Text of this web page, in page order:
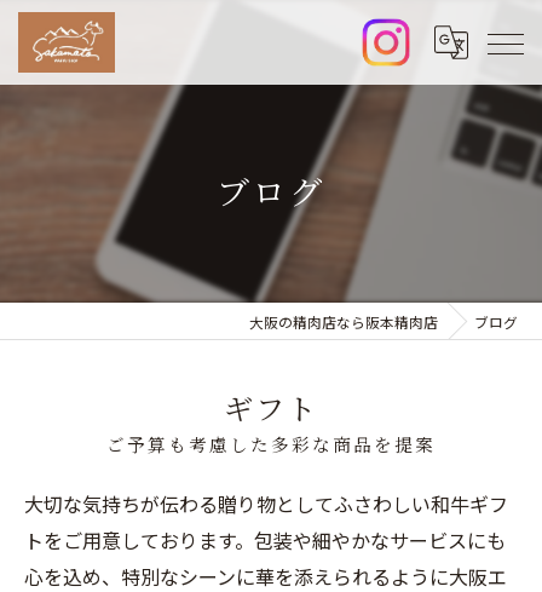
ブログ
大阪の精肉店なら阪本精肉店 ブログ
ギフト
ご予算も考慮した多彩な商品を提案
大切な気持ちが伝わる贈り物としてふさわしい和牛ギフ
トをご用意しております。包装や細やかなサービスにも
心を込め、特別なシーンに華を添えられるように大阪エ